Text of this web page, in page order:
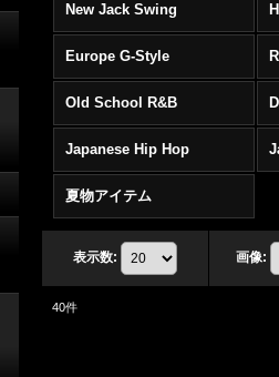
New Jack Swing
Europe G-Style
Old School R&B
Japanese Hip Hop
夏物アイテム
表示数: 画像:
40件